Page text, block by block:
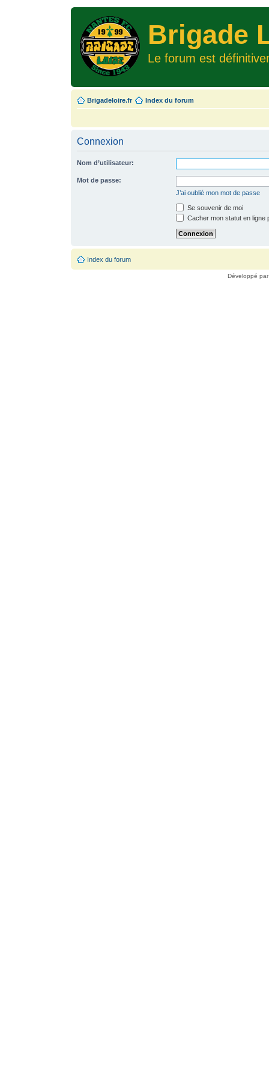
Brigade
Le forum est
Brigadeloire.fr Index du forum
Connexion
Nom d’utilisateur:
Mot de passe:
J’ai oublié mon mot de passe
Se souvenir de moi
Cacher mon statut en ligne
Index du forum
Développé